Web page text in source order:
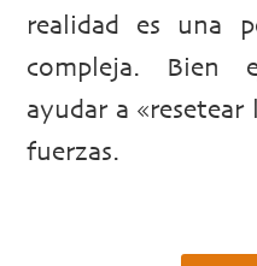
realidad es una
compleja. Bien
ayudar a
fuerzas.